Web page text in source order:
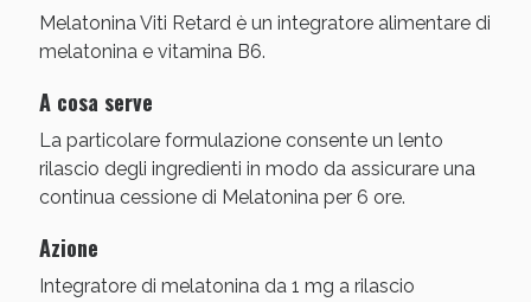
Melatonina Viti Retard è un integratore alimentare di
melatonina e vitamina B6.
A cosa serve
La particolare formulazione consente un lento
rilascio degli ingredienti in modo da assicurare una
continua cessione di Melatonina per 6 ore.
Azione
Integratore di melatonina da 1 mg a rilascio